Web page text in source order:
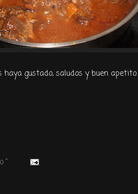
haya gustado, saludos y buen apetito.
"